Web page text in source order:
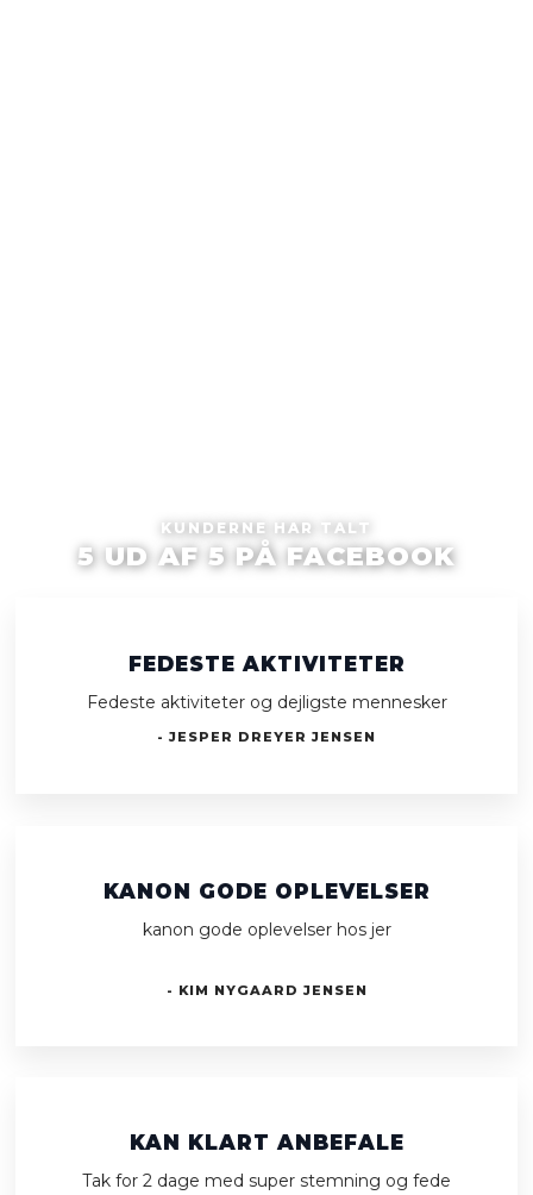
KUNDERNE HAR TALT​
5 UD AF 5 PÅ FACEBOOK
FEDESTE AKTIVITETER
Fedeste aktiviteter og dejligste mennesker
- JESPER DREYER JENSEN
KANON GODE OPLEVELSER
kanon gode oplevelser hos jer
​- KIM NYGAARD JENSEN
KAN KLART ANBEFALE
Tak for 2 dage med super stemning og fede